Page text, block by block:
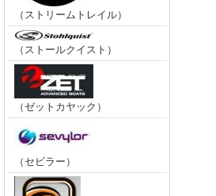
（ストリームトレイル）
（ストールクイスト）
（ゼットカヤック）
（セビラー）